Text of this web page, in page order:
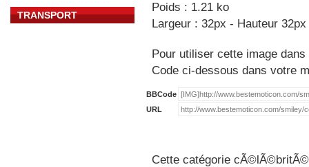
TRANSPORT
Poids : 1.21 ko
Largeur : 32px - Hauteur 32px
Pour utiliser cette image
Code ci-dessous dans votre
BBCode
URL
Cette catégorie